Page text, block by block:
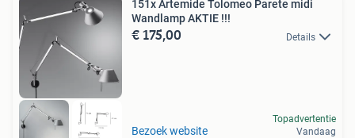
151x Artemide Tolomeo Parete midi
Wandlamp AKTIE !!!
€ 175,00 Details
Bezoek website
Topadvertentie
Vandaag